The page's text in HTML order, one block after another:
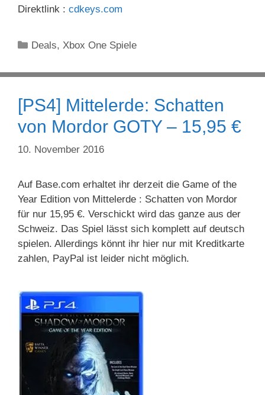
Direktlink : cdkeys.com
Kategorien
Deals, Xbox One Spiele
[PS4] Mittelerde: Schatten
von Mordor GOTY – 15,95 €
10. November 2016
Auf Base.com erhaltet ihr derzeit die Game of the
Year Edition von Mittelerde : Schatten von Mordor
für nur 15,95 €. Verschickt wird das ganze aus der
Schweiz. Das Spiel lässt sich komplett auf deutsch
spielen. Allerdings könnt ihr hier nur mit Kreditkarte
zahlen, PayPal ist leider nicht möglich.